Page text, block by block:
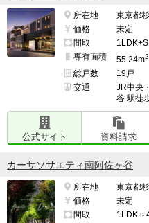
所在地
東京都
価格
未定
間取
専有面積
55.24m2
総戸数
19戸
交通
JR中央
谷 駅徒
公式サイト 資料請求
カーサソサエティ南阿佐ヶ谷
所在地
東京都
価格
未定
間取
1LDK～